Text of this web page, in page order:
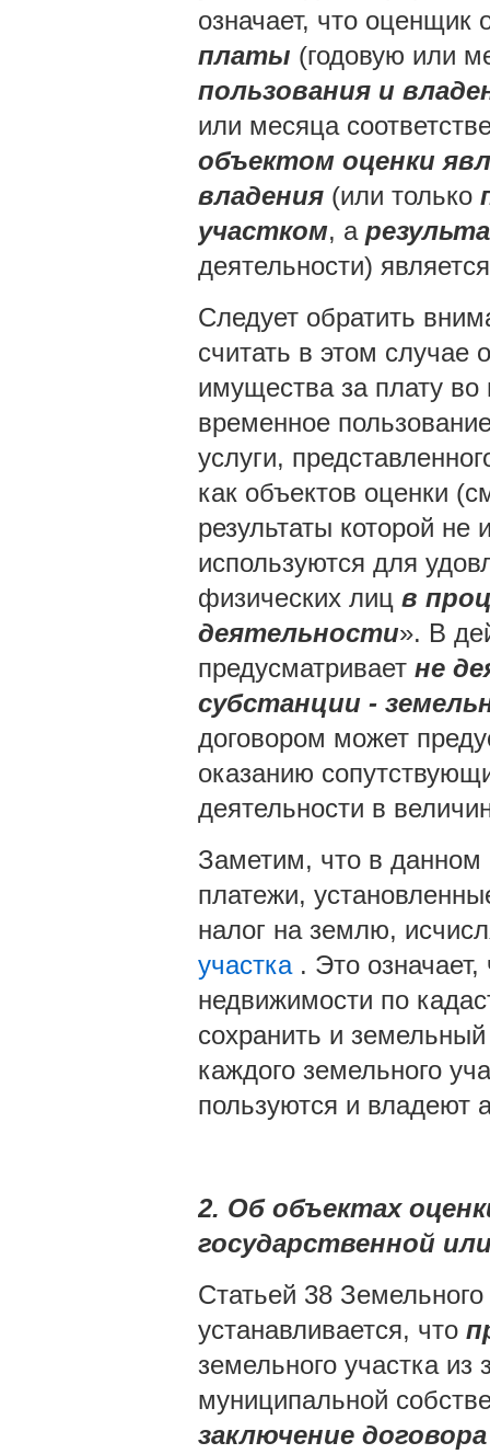
означает, что оценщик
платы (годовую или
пользования и
или месяца
объектом оценки
владения (или только
участком, а
деятельности)
Следует обратить
считать в этом случае
имущества за плату
временное
услуги,
как объектов оценки
результаты которой
используются для
физических лиц в
деятельности». В
предусматривает не
субстанции -
договором может
оказанию
деятельности в
Заметим, что в данном
платежи,
налог на землю,
участка. Это означает,
недвижимости по
сохранить и
каждого земельного
пользуются и владеют
2. Об объектах
государственной
Статьей 38
устанавливается, что
земельного участка
муниципальной
заключение